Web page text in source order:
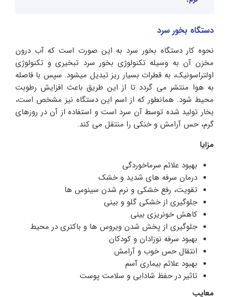
دستگاه بخور سرد
نحوه کار دستگاه بخور سرد به این صورت است که آب درون
مخزن آن به وسیله تکنولوژی بخور سرد تبخیری و تکنولوژی
اولتراسونیک، به قطرات بسیار ریز تبدیل میشود. سپس با فاصله
به هوا منتشر می گردد تا از این طریق باعث افزایش رطوبت
محیط شود. همانطور که از اسم این دستگاه نیز مشخص است،
بخار تولید شده توسط آن سرد است و استفاده از آن در روزهای
گرم، حس آرامش و خنکی را منتقل می کند.
مزایا
بهبود علائم سرماخوردگی
درمان سرفه های شدید و خشک
تقویت، رفع خشکی و نرم شدن سینوس ها
جلوگیری از خشکی گلو و بینی
کاهش خونریزی بینی
جلوگیری از پخش شدن ویروس ها و باکتری در محیط
بهبود سرفه نوزادان و کودکان
انتقال حس خوب و آرامش
بهبود علائم بیماری آسم
تاثیر در حفظ شادابی و سلامت پوست
معایب